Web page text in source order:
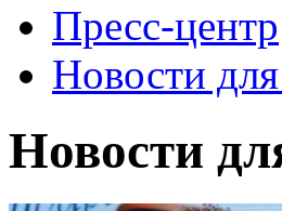
Пресс-центр
Новости
Новости